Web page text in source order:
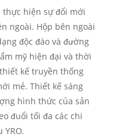
thực hiện sự đổi mới
ngoài. Hộp bên ngoài
độc đáo và đường
mỹ hiện đại và thời
kế truyền thống
mẻ. Thiết kế sáng
hình thức của sản
đuổi tối đa các chi